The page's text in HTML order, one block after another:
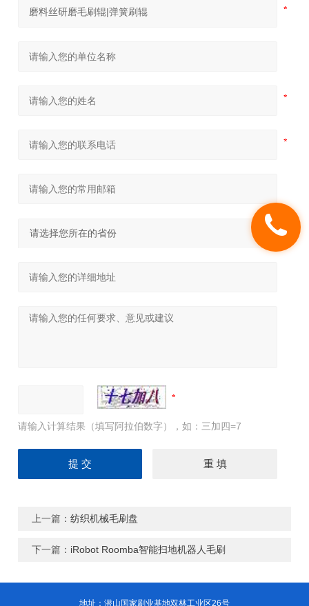
请输入计算结果（填写阿拉伯数字），如：三加四=7
上一篇：纺织机械毛刷盘
下一篇： iRobot Roomba智能扫地机器人毛刷
地址：潜山国家刷业基地双林工业区26号